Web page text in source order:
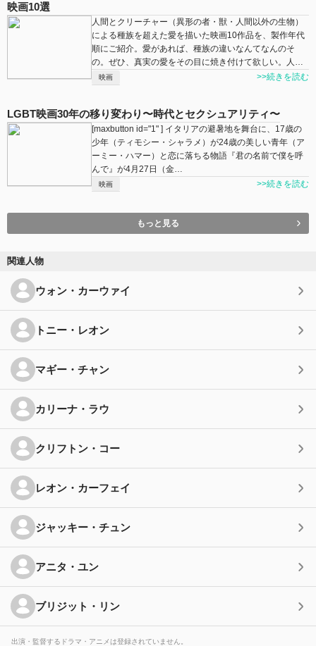
映画10選
人間とクリーチャー（異形の者・獣・人間以外の生物）
による種族を超えた愛を描いた映画10作品を、製作年代
順にご紹介。愛があれば、種族の違いなんてなんのそ
の。ぜひ、真実の愛をその目に焼き付けて欲しい。人…
映画 >>続きを読む
LGBT映画30年の移り変わり〜時代とセクシュアリティ〜
[maxbutton id="1" ] イタリアの避暑地を舞台に、17歳の
少年（ティモシー・シャラメ）が24歳の美しい青年（ア
ーミー・ハマー）と恋に落ちる物語『君の名前で僕を呼
んで』が4月27日（金…
映画 >>続きを読む
もっと見る
関連人物
ウォン・カーウァイ
トニー・レオン
マギー・チャン
カリーナ・ラウ
クリフトン・コー
レオン・カーフェイ
ジャッキー・チュン
アニタ・ユン
ブリジット・リン
出演・監督するドラマ・アニメは登録されていません。